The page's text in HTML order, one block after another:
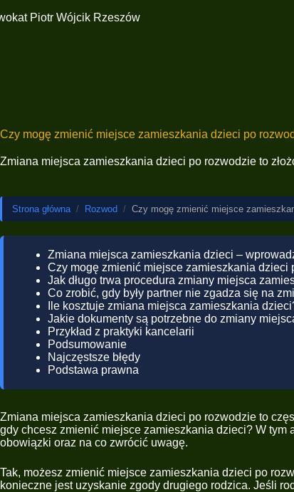
Czy mogę zmienić miejsce zamieszkania dzieci po
Zmiana miejsca zamieszkania dzieci po rozwodzie to
Strona główna / Rozwod / Czy mogę zmienić miejsce
Zmiana miejsca zamieszkania dzieci –
Czy mogę zmienić miejsce zamieszkania dzieci
Jak długo trwa procedura zmiany miejsca
Co zrobić, gdy były partner nie zgadza się na
Ile kosztuje zmiana miejsca zamieszkania
Jakie dokumenty są potrzebne do zmiany
Przykład z praktyki kancelarii
Podsumowanie
Najczęstsze błędy
Podstawa prawna
Zmiana miejsca zamieszkania dzieci po rozwodzie to
gdy chcesz zmienić miejsce zamieszkania dzieci? W
obowiązki oraz na co zwrócić uwagę.
Tak, możesz zmienić miejsce zamieszkania dzieci po
konieczne jest uzyskanie zgody drugiego rodzica. Jeśli